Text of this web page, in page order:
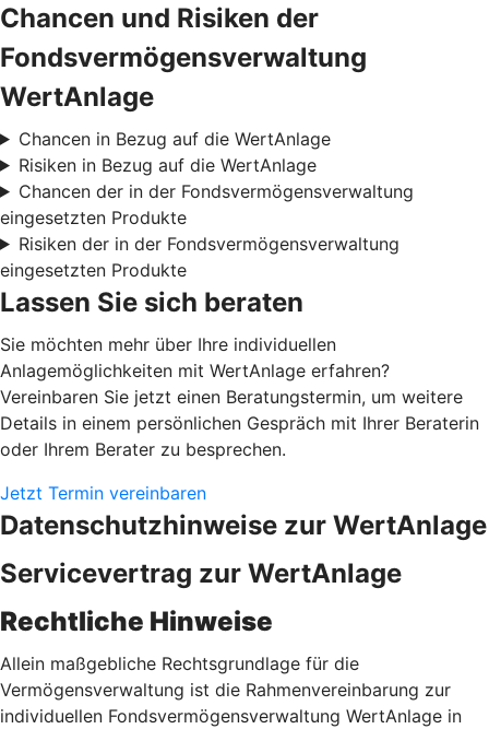
Chancen und Risiken der
Fondsvermögensverwaltung
WertAnlage
Chancen in Bezug auf die WertAnlage
Risiken in Bezug auf die WertAnlage
Chancen der in der Fondsvermögensverwaltung
eingesetzten Produkte
Risiken der in der Fondsvermögensverwaltung
eingesetzten Produkte
Lassen Sie sich beraten
Sie möchten mehr über Ihre individuellen
Anlagemöglichkeiten mit WertAnlage erfahren?
Vereinbaren Sie jetzt einen Beratungstermin, um weitere
Details in einem persönlichen Gespräch mit Ihrer Beraterin
oder Ihrem Berater zu besprechen.
Jetzt Termin vereinbaren
Datenschutzhinweise zur WertAnlage
Servicevertrag zur WertAnlage
Rechtliche Hinweise
Allein maßgebliche Rechtsgrundlage für die
Vermögensverwaltung ist die Rahmenvereinbarung zur
individuellen Fondsvermögensverwaltung WertAnlage in